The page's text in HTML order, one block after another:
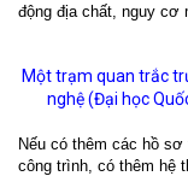
động địa chất, nguy cơ
Một trạm quan trắc
nghệ (Đại học
Nếu có thêm các hồ
công trình, có thêm hệ